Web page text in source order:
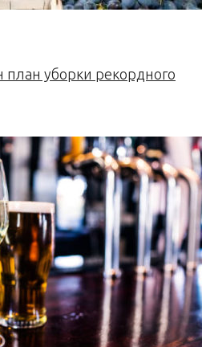
план уборки рекордного